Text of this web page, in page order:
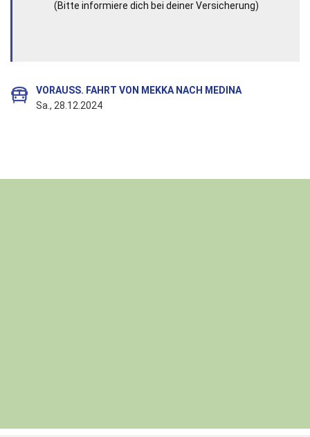
(Bitte informiere dich bei deiner Versicherung)
VORAUSS. FAHRT VON MEKKA NACH MEDINA
Sa., 28.12.2024